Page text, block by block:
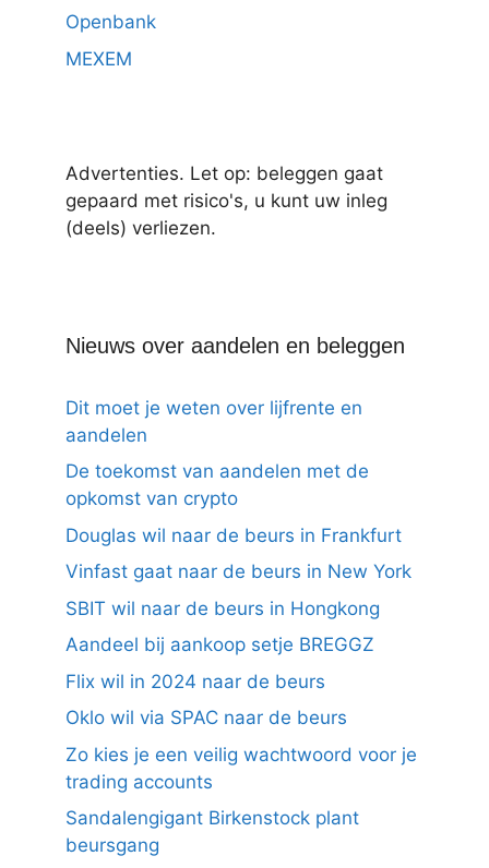
Openbank
MEXEM
Advertenties. Let op: beleggen gaat
gepaard met risico's, u kunt uw inleg
(deels) verliezen.
Nieuws over aandelen en beleggen
Dit moet je weten over lijfrente en
aandelen
De toekomst van aandelen met de
opkomst van crypto
Douglas wil naar de beurs in Frankfurt
Vinfast gaat naar de beurs in New York
SBIT wil naar de beurs in Hongkong
Aandeel bij aankoop setje BREGGZ
Flix wil in 2024 naar de beurs
Oklo wil via SPAC naar de beurs
Zo kies je een veilig wachtwoord voor je
trading accounts
Sandalengigant Birkenstock plant
beursgang